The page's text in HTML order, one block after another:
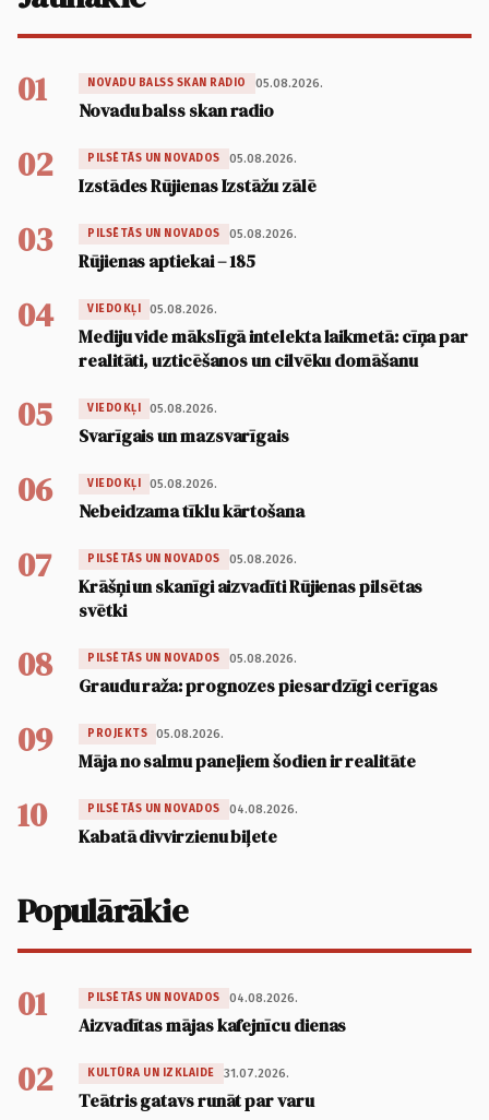
01 NOVADU BALSS SKAN RADIO 05.08.2026.
Novadu balss skan radio
02 PILSĒTĀS UN NOVADOS 05.08.2026.
Izstādes Rūjienas Izstāžu zālē
03 PILSĒTĀS UN NOVADOS 05.08.2026.
Rūjienas aptiekai – 185
04 VIEDOKĻI 05.08.2026.
Mediju vide mākslīgā intelekta laikmetā: cīņa par
realitāti, uzticēšanos un cilvēku domāšanu
05 VIEDOKĻI 05.08.2026.
Svarīgais un mazsvarīgais
06 VIEDOKĻI 05.08.2026.
Nebeidzama tīklu kārtošana
07 PILSĒTĀS UN NOVADOS 05.08.2026.
Krāšņi un skanīgi aizvadīti Rūjienas pilsētas
svētki
08 PILSĒTĀS UN NOVADOS 05.08.2026.
Graudu raža: prognozes piesardzīgi cerīgas
09 PROJEKTS 05.08.2026.
Māja no salmu paneļiem šodien ir realitāte
10 PILSĒTĀS UN NOVADOS 04.08.2026.
Kabatā divvirzienu biļete
Populārākie
01 PILSĒTĀS UN NOVADOS 04.08.2026.
Aizvadītas mājas kafejnīcu dienas
02 KULTŪRA UN IZKLAIDE 31.07.2026.
Teātris gatavs runāt par varu